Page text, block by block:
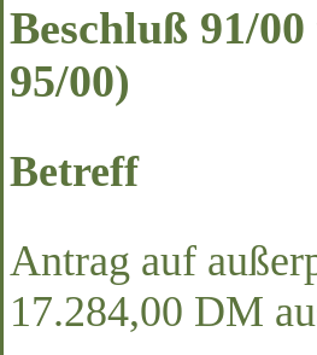
Beschluß 91/
95/00)
Betreff
Antrag auf
17.284,00 DM